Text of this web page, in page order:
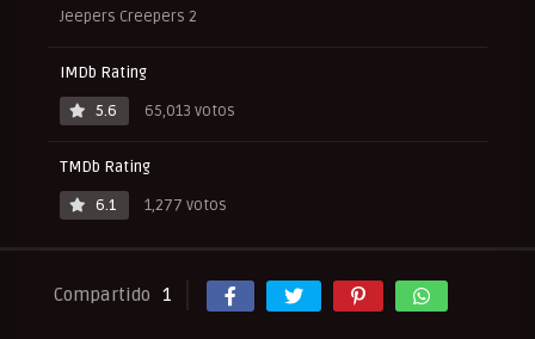
Jeepers Creepers 2
IMDb Rating
5.6
65,013 votos
TMDb Rating
6.1
1,277 votos
Compartido 1